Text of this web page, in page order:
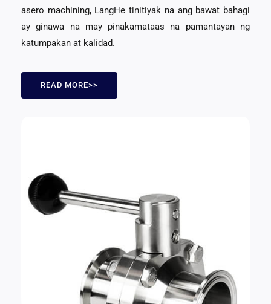
asero machining, LangHe tinitiyak na ang bawat bahagi
ay ginawa na may pinakamataas na pamantayan ng
katumpakan at kalidad.
READ MORE>>